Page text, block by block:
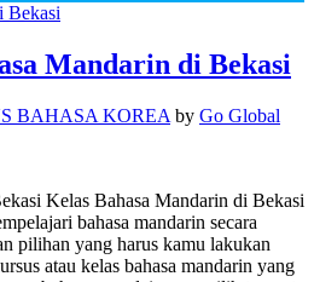
Mandarin di Bekasi
BAHASA KOREA by Go Global
Kelas Bahasa Mandarin di Bekasi
bahasa mandarin secara
pilihan yang harus kamu lakukan
atau kelas bahasa mandarin yang